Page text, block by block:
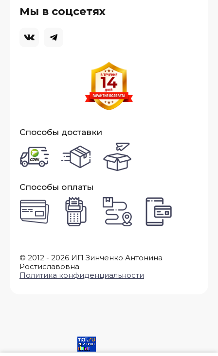
© 2012 - 2026 ИП Зинченко Антонина
Ростиславовна
Политика конфиденциальности
Мы в соцсетях
Способы доставки
Способы оплаты